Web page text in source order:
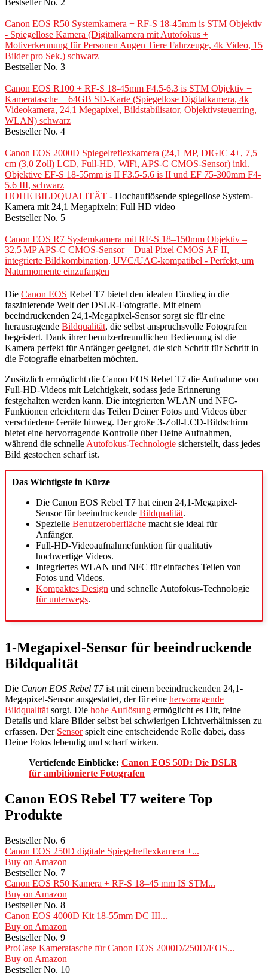
Canon EOS R50 Systemkamera + RF-S 18-45mm is STM Objektiv
- Spiegellose Kamera (Digitalkamera mit Autofokus +
Motiverkennung für Personen Augen Tiere Fahrzeuge, 4k Video, 15
Bilder pro Sek.) schwarz
Bestseller No. 3
Canon EOS R100 + RF-S 18-45mm F4.5-6.3 is STM Objektiv +
Kameratasche + 64GB SD-Karte (Spiegellose Digitalkamera, 4k
Videokamera, 24,1 Megapixel, Bildstabilisator, Objektivsteuerring,
WLAN) schwarz
Bestseller No. 4
Canon EOS 2000D Spiegelreflexkamera (24,1 MP, DIGIC 4+, 7,5
cm (3,0 Zoll) LCD, Full-HD, WiFi, APS-C CMOS-Sensor) inkl.
Objektive EF-S 18-55mm is II F3.5-5.6 is II und EF 75-300mm F4-
5.6 III, schwarz
HOHE BILDQUALITÄT - Hochauflösende spiegellose System-
Kamera mit 24,1 Megapixeln; Full HD video
Bestseller No. 5
Canon EOS R7 Systemkamera mit RF-S 18–150mm Objektiv –
32,5 MP APS-C CMOS-Sensor – Dual Pixel CMOS AF II,
integrierte Bildkombination, UVC/UAC-kompatibel - Perfekt, um
Naturmomente einzufangen
Die Canon EOS Rebel T7 bietet den idealen Einstieg in die
faszinierende Welt der DSLR-Fotografie. Mit einem
beeindruckenden 24,1-Megapixel-Sensor sorgt sie für eine
herausragende Bildqualität, die selbst anspruchsvolle Fotografen
begeistert. Dank ihrer benutzerfreundlichen Bedienung ist die
Kamera perfekt für Anfänger geeignet, die sich Schritt für Schritt in
die Fotografie einarbeiten möchten.
Zusätzlich ermöglicht die Canon EOS Rebel T7 die Aufnahme von
Full-HD-Videos mit Leichtigkeit, sodass jede Erinnerung
festgehalten werden kann. Die integrierten WLAN und NFC-
Funktionen erleichtern das Teilen Deiner Fotos und Videos über
verschiedene Geräte hinweg. Der große 3-Zoll-LCD-Bildschirm
bietet eine hervorragende Kontrolle über Deine Aufnahmen,
während die schnelle Autofokus-Technologie sicherstellt, dass jedes
Bild gestochen scharf ist.
Das Wichtigste in Kürze
Die Canon EOS Rebel T7 hat einen 24,1-Megapixel-
Sensor für beeindruckende Bildqualität.
Spezielle Benutzeroberfläche macht sie ideal für
Anfänger.
Full-HD-Videoaufnahmefunktion für qualitativ
hochwertige Videos.
Integriertes WLAN und NFC für einfaches Teilen von
Fotos und Videos.
Kompaktes Design und schnelle Autofokus-Technologie
für unterwegs.
1-Megapixel-Sensor für beeindruckende
Bildqualität
Die Canon EOS Rebel T7ist mit einem beeindruckenden 24,1-
Megapixel-Sensor ausgestattet, der für eine hervorragende
Bildqualitätsorgt. Die hohe Auflösung ermöglicht es Dir, feine
Details und klare Bilder selbst bei schwierigen Lichtverhältnissen zu
erfassen. Der Sensorspielt eine entscheidende Rolle dabei, dass
Deine Fotos lebendig und scharf wirken.
Vertiefende Einblicke: Canon EOS 50D: Die DSLR
für ambitionierte Fotografen
Canon EOS Rebel T7 weitere Top
Produkte
Bestseller No. 6
Canon EOS 250D digitale Spiegelreflexkamera +...
Buy on Amazon
Bestseller No. 7
Canon EOS R50 Kamera + RF-S 18–45 mm IS STM...
Buy on Amazon
Bestseller No. 8
Canon EOS 4000D Kit 18-55mm DC III...
Buy on Amazon
Bestseller No. 9
ProCase Kameratasche für Canon EOS 2000D/250D/EOS...
Buy on Amazon
Bestseller No. 10